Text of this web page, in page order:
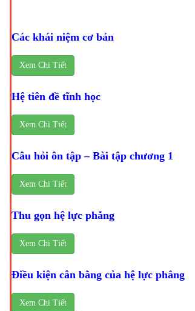
Các khái niệm cơ bản
Xem Chi Tiết
Hệ tiên đề tĩnh học
Xem Chi Tiết
Câu hỏi ôn tập – Bài tập chương 1
Xem Chi Tiết
Thu gọn hệ lực phẳng
Xem Chi Tiết
Điều kiện cân bằng của hệ lực phẳng
Xem Chi Tiết